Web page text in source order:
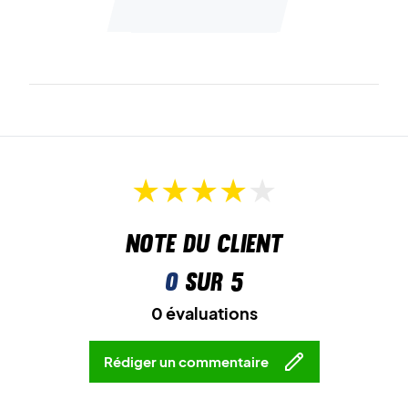
Note du client
0sur 5
0 évaluations
Rédiger un commentaire